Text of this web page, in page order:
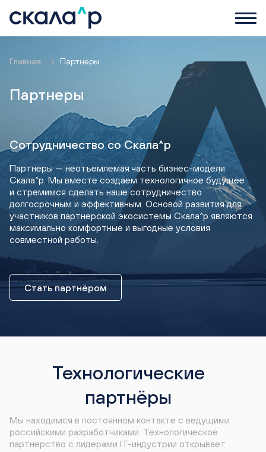
Главная Партнеры
Партнеры
Сотрудничество со Скала^р
Партнеры — неотъемлемая часть бизнес-модели
Скала^р. Мы вместе создаем технологичное будущее
и стремимся сделать наше сотрудничество
долгосрочным и эффективным. Основой развития для
участников партнерской экосистемы Скала^р являются
максимально комфортные и выгодные условия
совместной работы.
Стать партнёром
Технологические
партнёры
Мы находимся в постоянном контакте с ведущими
российскими разработчиками. Технологическое
партнерство с лидерами IT-индустрии открывает